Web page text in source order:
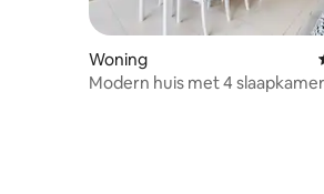
Woning
Modern huis met 4